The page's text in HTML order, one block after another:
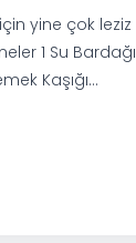
yine çok leziz
1 Su Bardağı
Kaşığı…